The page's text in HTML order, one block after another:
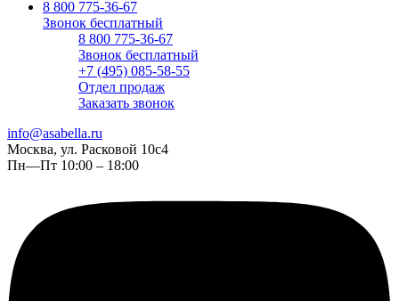
8 800 775-36-67
Звонок бесплатный
8 800 775-36-67
Звонок бесплатный
+7 (495) 085-58-55
Отдел продаж
Заказать звонок
info@asabella.ru
Москва, ул. Расковой 10с4
Пн—Пт 10:00 – 18:00